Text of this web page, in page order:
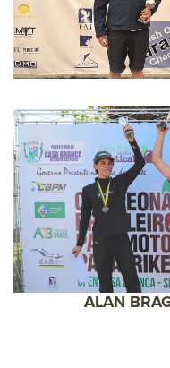
ALAN